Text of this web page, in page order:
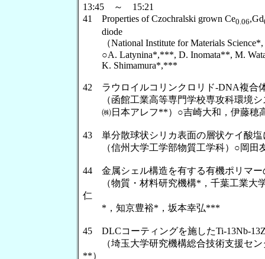
13:45 ～ 15:21
41 Properties of Czochralski grown Ce0.06,Gd
diode
（National Institute for Materials
○A. Latynina*,***, D. Inomata**, M.
K. Shimamura*,***
42 ラウロイルコリンクロリド-DNA複合
（函館工業高等専門学校専攻科環境シ
㈱日本アレフ**）○吉崎大和，伊藤穂
43 単分散球状シリカ表面の層状ケイ酸塩
（信州大学工学部物質工学科）○岡田
44 金属シェル構造を有する有機ポリマ
（物質・材料研究機構*，千葉工業大
仁
*，知京豊裕*，坂本幸弘***
45 DLCコーティングを施したTi-13Nb-
（埼玉大学研究機構総合技術支援セン
**）